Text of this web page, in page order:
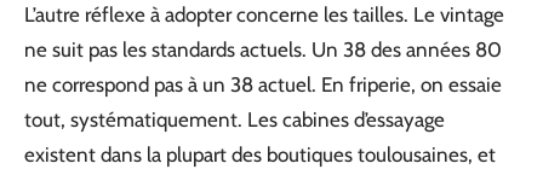
L’autre réflexe à adopter concerne les tailles. Le vintage
ne suit pas les standards actuels. Un 38 des années 80
ne correspond pas à un 38 actuel. En friperie, on essaie
tout, systématiquement. Les cabines d’essayage
existent dans la plupart des boutiques toulousaines, et